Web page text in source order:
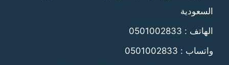
السعودية
الهاتف : 0501002833
واتساب : 0501002833